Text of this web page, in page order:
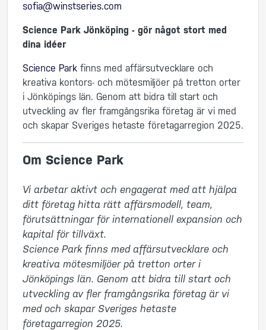
sofia@winstseries.com
Science Park Jönköping - gör något stort med
dina idéer
Science Park finns med affärsutvecklare och
kreativa kontors- och mötesmiljöer på tretton orter
i Jönköpings län. Genom att bidra till start och
utveckling av fler framgångsrika företag är vi med
och skapar Sveriges hetaste företagarregion 2025.
Om Science Park
Vi arbetar aktivt och engagerat med att hjälpa
ditt företag hitta rätt affärsmodell, team,
förutsättningar för internationell expansion och
kapital för tillväxt.
Science Park finns med affärsutvecklare och
kreativa mötesmiljöer på tretton orter i
Jönköpings län. Genom att bidra till start och
utveckling av fler framgångsrika företag är vi
med och skapar Sveriges hetaste
företagarregion 2025.